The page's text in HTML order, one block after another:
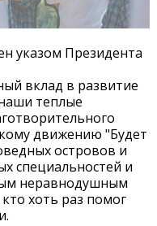
указом Президента
вклад в развитие
теплые
движению "Будет
островов и
специальностей и
неравнодушным
хоть раз помог